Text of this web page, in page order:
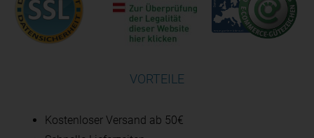
VORTEILE
Kostenloser Versand ab 50€